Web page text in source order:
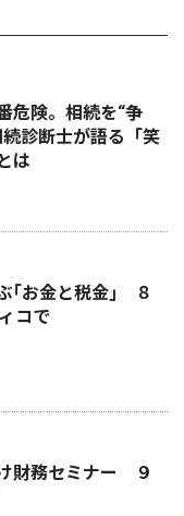
危険。相続を“争
診断士が語る「笑
は
｢お金と税金｣ ８
コで
財務セミナー ９